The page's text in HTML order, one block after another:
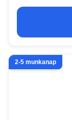
2-5 munkanap